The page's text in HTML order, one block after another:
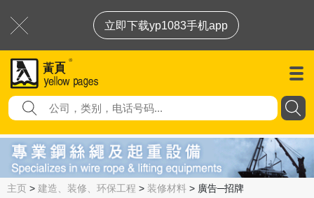
立即下载yp1083手机app
主页 > 建造、装修、环保工程 > 装修材料 > 廣告─招牌